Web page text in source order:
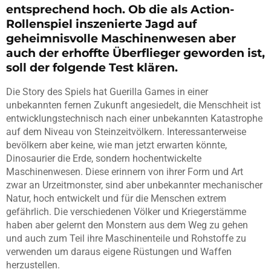
entsprechend hoch. Ob die als Action-
Rollenspiel inszenierte Jagd auf
geheimnisvolle Maschinenwesen aber
auch der erhoffte Überflieger geworden ist,
soll der folgende Test klären.
Die Story des Spiels hat Guerilla Games in einer
unbekannten fernen Zukunft angesiedelt, die Menschheit ist
entwicklungstechnisch nach einer unbekannten Katastrophe
auf dem Niveau von Steinzeitvölkern. Interessanterweise
bevölkern aber keine, wie man jetzt erwarten könnte,
Dinosaurier die Erde, sondern hochentwickelte
Maschinenwesen. Diese erinnern von ihrer Form und Art
zwar an Urzeitmonster, sind aber unbekannter mechanischer
Natur, hoch entwickelt und für die Menschen extrem
gefährlich. Die verschiedenen Völker und Kriegerstämme
haben aber gelernt den Monstern aus dem Weg zu gehen
und auch zum Teil ihre Maschinenteile und Rohstoffe zu
verwenden um daraus eigene Rüstungen und Waffen
herzustellen.